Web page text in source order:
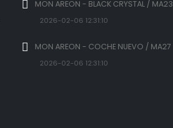
MON AREON - BLACK CRYSTAL / MA23
2026-02-06 12:31:10
MON AREON - COCHE NUEVO / MA27
2026-02-06 12:31:10